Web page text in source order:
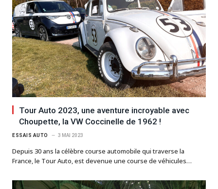
Tour Auto 2023, une aventure incroyable avec
Choupette, la VW Coccinelle de 1962 !
ESSAIS AUTO 3 MAI 2023
Depuis 30 ans la célèbre course automobile qui traverse la
France, le Tour Auto, est devenue une course de véhicules…